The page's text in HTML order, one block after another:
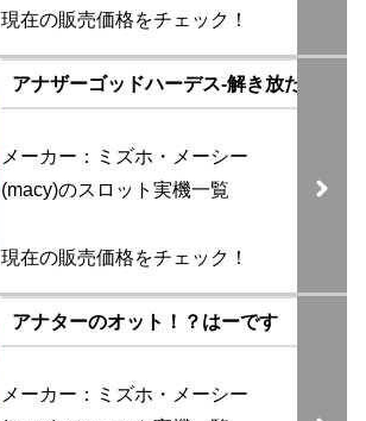
現在の販売価格をチェック！
アナザーゴッドハーデス-解き放たれし槍
メーカー：ミズホ・メーシー
(macy)のスロット実機一覧
現在の販売価格をチェック！
アナターのオット！？はーです
メーカー：ミズホ・メーシー